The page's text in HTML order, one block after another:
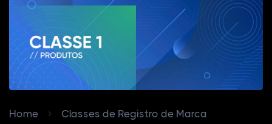
Home
Classes de Registro de Marca